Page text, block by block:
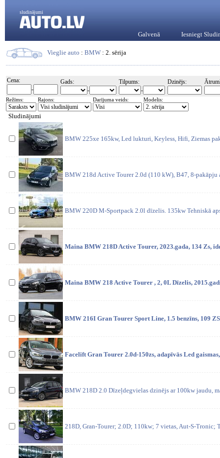
sludinājumi
Galvenā Iesniegt
Vieglie auto : BMW : 2. sērija
Cena:
-
Gads:
-
Tilpums:
-
Dzinējs:
Režīms: Rajons: Darījuma veids: Modelis:
Sludinājumi
BMW 225xe 165kw, Led lukturi, Keyless, Hifi, Ziemas
BMW 218d Active Tourer 2.0d (110 kW), B47, 8-pakāpju
BMW 220D M-Sportpack 2.0l dīzelis. 135kw Tehniskā
Maina BMW 218D Active Tourer, 2023.gada, 134 Zs,
Maina BMW 218 Active Tourer , 2, 0L Dīzelis,
BMW 216I Gran Tourer Sport Line, 1.5 benzīns, 109
Facelift Gran Tourer 2.0d-150zs, adapīvās Led
BMW 218D 2.0 Dīzeļdegvielas dzinējs ar 100kw jaudu,
218D, Gran-Tourer; 2.0D; 110kw; 7 vietas, Aut-S-Tronic;